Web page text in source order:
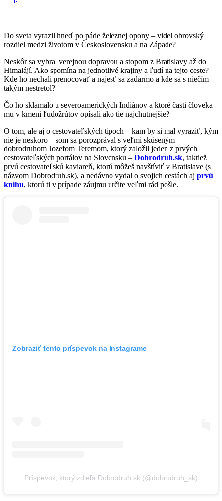
Do sveta vyrazil hneď po páde železnej opony – videl obrovský
rozdiel medzi životom v Československu a na Západe?
Neskôr sa vybral verejnou dopravou a stopom z Bratislavy až do
Himalájí. Ako spomína na jednotlivé krajiny a ľudí na tejto ceste?
Kde ho nechali prenocovať a najesť sa zadarmo a kde sa s niečím
takým nestretol?
Čo ho sklamalo u severoamerických Indiánov a ktoré časti človeka
mu v kmeni ľudožrútov opísali ako tie najchutnejšie?
O tom, ale aj o cestovateľských tipoch – kam by si mal vyraziť, kým
nie je neskoro – som sa porozprával s veľmi skúseným
dobrodruhom Jozefom Teremom, ktorý založil jeden z prvých
cestovateľských portálov na Slovensku – Dobrodruh.sk, taktiež
prvú cestovateľskú kaviareň, ktorú môžeš navštíviť v Bratislave (s
názvom Dobrodruh.sk), a nedávno vydal o svojich cestách aj prvú
knihu, ktorú ti v prípade záujmu určite veľmi rád pošle.
Zobraziť tento príspevok na Instagrame
Príspevok, ktorý zdieľa Dobrodruh.sk (@dobrodruh_sk)